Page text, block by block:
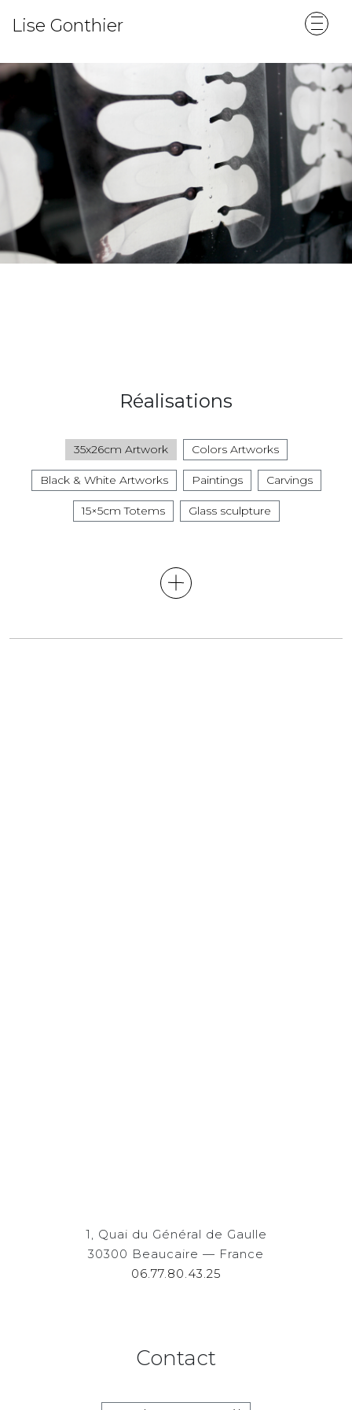
Lise Gonthier
Réalisations
35x26cm Artwork Colors Artworks
Black & White Artworks Paintings Carvings
15×5cm Totems Glass sculpture
1, Quai du Général de Gaulle
30300 Beaucaire — France
06.77.80.43.25
Contact